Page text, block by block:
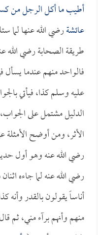
أطيب ما أكل الرجل من
عائشةرضي الله عنها
طريقة الصحابة رضي الله
فالواحد منهم عندما يسأل
عليه وسلم كذا، فيأتي
الدليل مشتمل على
الأثر، ومن أوضح
رضي الله عنه وهو أول
رضي الله عنه لما جاءه
أناساً يقولون بالقدر
منهم وأنهم برآء مني، ثم